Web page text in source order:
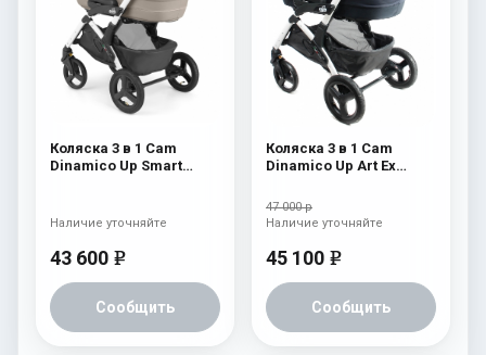
Коляска 3 в 1 Cam
Dinamico Up Smart
43 600 e
Сообщить
Наличие уточняйте
Коляска 3 в 1 Cam
Dinamico Up Art Ex
47 000 р
45 100 e
Сообщить
Наличие уточняйте